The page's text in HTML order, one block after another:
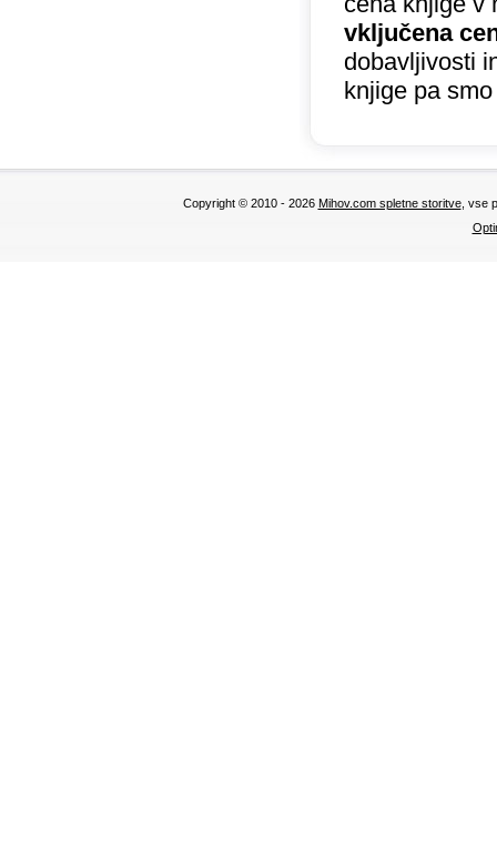
vključena
dobavljivosti
knjige pa
Copyright © 2010 - 2026 Mihov.com spletne storitve, vse